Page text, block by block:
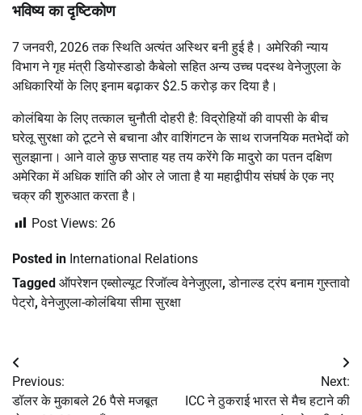
भविष्य का दृष्टिकोण
7 जनवरी, 2026 तक स्थिति अत्यंत अस्थिर बनी हुई है। अमेरिकी न्याय
विभाग ने गृह मंत्री डियोस्डाडो कैबेलो सहित अन्य उच्च पदस्थ वेनेजुएला के
अधिकारियों के लिए इनाम बढ़ाकर $2.5 करोड़ कर दिया है।
कोलंबिया के लिए तत्काल चुनौती दोहरी है: विद्रोहियों की वापसी के बीच
घरेलू सुरक्षा को टूटने से बचाना और वाशिंगटन के साथ राजनयिक मतभेदों को
सुलझाना। आने वाले कुछ सप्ताह यह तय करेंगे कि मादुरो का पतन दक्षिण
अमेरिका में अधिक शांति की ओर ले जाता है या महाद्वीपीय संघर्ष के एक नए
चक्र की शुरुआत करता है।
Post Views: 26
Posted in International Relations
Tagged ऑपरेशन एब्सोल्यूट रिजॉल्व वेनेजुएला,डोनाल्ड ट्रंप बनाम गुस्तावो
पेट्रो,वेनेजुएला-कोलंबिया सीमा सुरक्षा
Post
navigation
Previous:
डॉलर के मुकाबले 26 पैसे मजबूत
Next:
ICC ने ठुकराई भारत से मैच हटाने की